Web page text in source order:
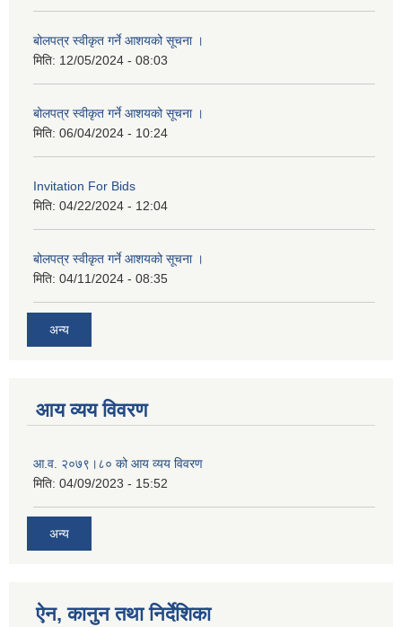
बोलपत्र स्वीकृत गर्ने आशयको सूचना ।
मिति: 12/05/2024 - 08:03
बोलपत्र स्वीकृत गर्ने आशयको सूचना ।
मिति: 06/04/2024 - 10:24
Invitation For Bids
मिति: 04/22/2024 - 12:04
बोलपत्र स्वीकृत गर्ने आशयको सूचना ।
मिति: 04/11/2024 - 08:35
अन्य
आय व्यय विवरण
आ.व. २०७९।८० को आय व्यय विवरण
मिति: 04/09/2023 - 15:52
अन्य
ऐन, कानुन तथा निर्देशिका